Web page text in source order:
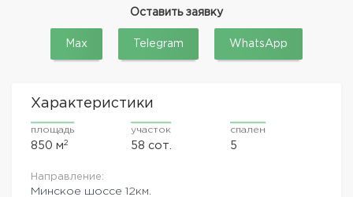
Оставить заявку
Max Telegram WhatsApp
Характеристики
площадь
850 м2
участок
58 сот.
спален
5
Направление:
Минское шоссе 12км.